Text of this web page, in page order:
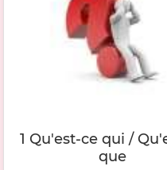
1 Qu'est-ce qui /
que